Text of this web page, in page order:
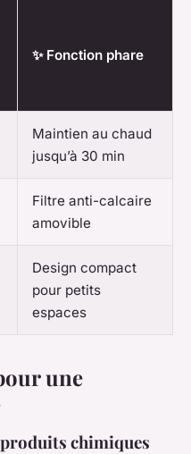
✨ Fonction phare
Maintien au chaud
jusqu’à 30 min
Filtre anti-calcaire
amovible
Design compact
pour petits
espaces
une
chimiques